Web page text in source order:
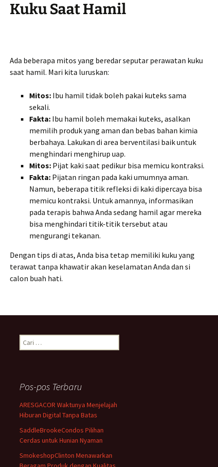
Kuku Saat Hamil
Ada beberapa mitos yang beredar seputar perawatan kuku
saat hamil. Mari kita luruskan:
Mitos: Ibu hamil tidak boleh pakai kuteks sama
sekali.
Fakta: Ibu hamil boleh memakai kuteks, asalkan
memilih produk yang aman dan bebas bahan kimia
berbahaya. Lakukan di area berventilasi baik untuk
menghindari menghirup uap.
Mitos: Pijat kaki saat pedikur bisa memicu kontraksi.
Fakta: Pijatan ringan pada kaki umumnya aman.
Namun, beberapa titik refleksi di kaki dipercaya bisa
memicu kontraksi. Untuk amannya, informasikan
pada terapis bahwa Anda sedang hamil agar mereka
bisa menghindari titik-titik tersebut atau
mengurangi tekanan.
Dengan tips di atas, Anda bisa tetap memiliki kuku yang
terawat tanpa khawatir akan keselamatan Anda dan si
calon buah hati.
Cari
untuk:
Pos-pos Terbaru
ARESGACOR Waktunya Menjelajah
Hiburan Digital Tanpa Batas
SaddleBrookeCondos Pilihan
Cerdas untuk Hunian Nyaman
SmokeshopClinton Menawarkan